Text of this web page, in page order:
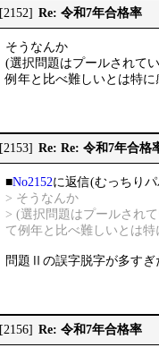
[2152] Re: 令和7年合格率
そうなんか
(選択問題はプールされて
例年と比べ難しいとは特
[2153] Re: Re: 令和7年合格
■No2152に返信(むっちり
> そうなんか
> (選択問題はプールされ
て例年と比べ難しいとは
問題Ⅱの誤字脱字が多すぎ
[2156] Re: 令和7年合格率